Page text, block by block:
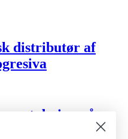
distributør af
nyt design på